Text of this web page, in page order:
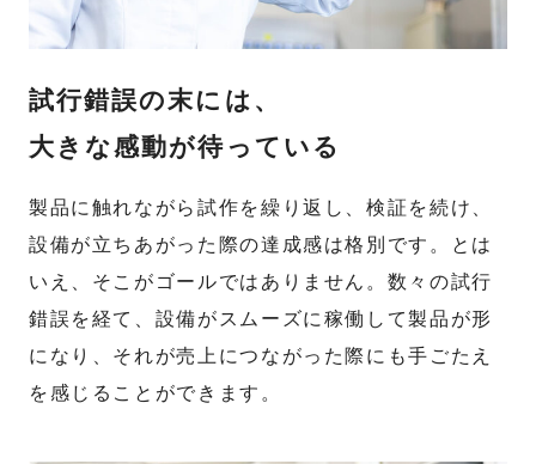
試行錯誤の末には、
大きな感動が待っている
製品に触れながら試作を繰り返し、検証を続け、
設備が立ちあがった際の達成感は格別です。とは
いえ、そこがゴールではありません。数々の試行
錯誤を経て、設備がスムーズに稼働して製品が形
になり、それが売上につながった際にも手ごたえ
を感じることができます。